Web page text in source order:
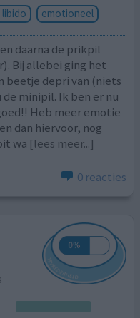
emotioneel
daarna de prikpil
Bij allebei ging het
beetje depri van (niets
minipil. Ik ben er nu
Heb meer emotie
dan hiervoor, nog
wa [lees meer...]
0 reacties